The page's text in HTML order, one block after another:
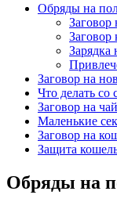
Обряды на
Заговор
Заговор
Зарядка
Заговор на
Что делать со
Заговор на
Маленькие
Заговор на
Защита
Обряды на